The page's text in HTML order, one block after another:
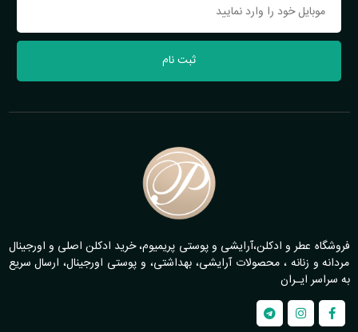
ثبت نام
فروشگاه عطر و ادکلن،آرایشی و پوستی پریمیوم، خرید ادکلن اصلی و اورجینال
مردانه و زنانه ، محصولات آرایشی، بهداشتی، و پوستی اورجینال، ارسال سریع
به سراسر ایـران